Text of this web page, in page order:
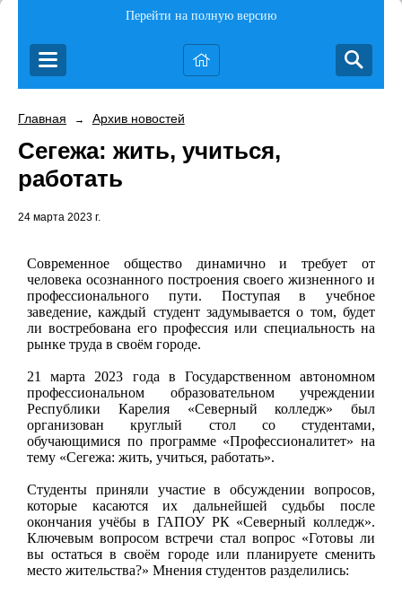
Перейти на полную версию
Главная → Архив новостей
Сегежа: жить, учиться,
работать
24 марта 2023 г.
Современное общество динамично и требует от
человека осознанного построения своего жизненного и
профессионального пути. Поступая в учебное
заведение, каждый студент задумывается о том, будет
ли востребована его профессия или специальность на
рынке труда в своём городе.
21 марта 2023 года в Государственном автономном
профессиональном образовательном учреждении
Республики Карелия «Северный колледж» был
организован круглый стол со студентами,
обучающимися по программе «Профессионалитет» на
тему «Сегежа: жить, учиться, работать».
Студенты приняли участие в обсуждении вопросов,
которые касаются их дальнейшей судьбы после
окончания учёбы в ГАПОУ РК «Северный колледж».
Ключевым вопросом встречи стал вопрос «Готовы ли
вы остаться в своём городе или планируете сменить
место жительства?» Мнения студентов разделились: